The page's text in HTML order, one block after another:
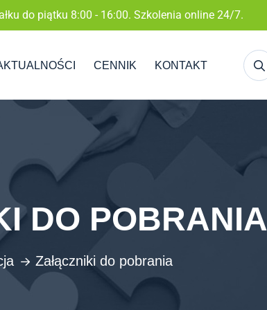
do piątku 8:00 - 16:00. Szkolenia online 24/7.
CENNIK KONTAKT
DO POBRANIA
Załączniki do pobrania